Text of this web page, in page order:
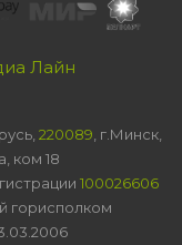
Лайн
220089 , г.Минск,
ком 18
100026606
горисполком